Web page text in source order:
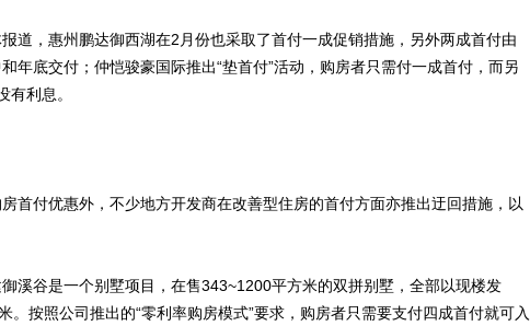
，惠州鹏达御西湖在2月份也采取了首付一成促销措施，另外两成首付由
年底交付；仲恺骏豪国际推出“垫首付”活动，购房者只需付一成首付，而另
有利息。
付优惠外，不少地方开发商在改善型住房的首付方面亦推出迂回措施，以
谷是一个别墅项目，在售343~1200平方米的双拼别墅，全部以现楼发
。按照公司推出的“零利率购房模式”要求，购房者只需要支付四成首付就可入